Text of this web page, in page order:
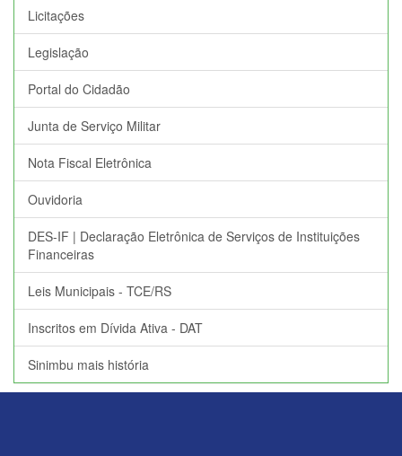
Licitações
Legislação
Portal do Cidadão
Junta de Serviço Militar
Nota Fiscal Eletrônica
Ouvidoria
DES-IF | Declaração Eletrônica de Serviços de Instituições
Financeiras
Leis Municipais - TCE/RS
Inscritos em Dívida Ativa - DAT
Sinimbu mais história